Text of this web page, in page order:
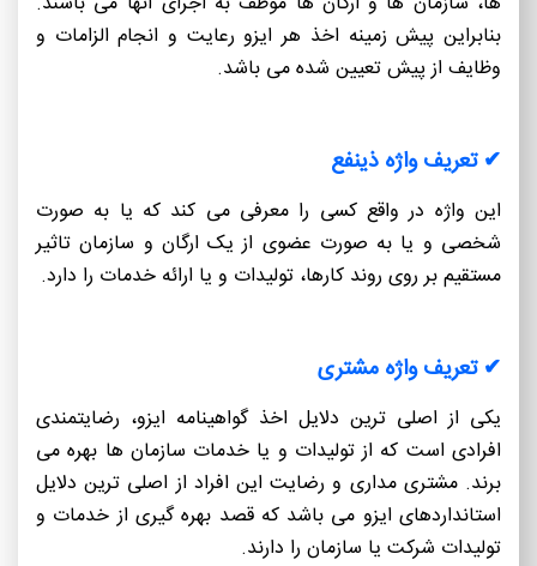
بنابراین پیش زمینه اخذ هر ایزو رعایت و انجام الزامات و
وظایف از پیش تعیین شده می باشد.
✔ تعریف واژه ذینفع
این واژه در واقع کسی را معرفی می کند که یا به صورت
شخصی و یا به صورت عضوی از یک ارگان و سازمان تاثیر
مستقیم بر روی روند کارها، تولیدات و یا ارائه خدمات را دارد.
✔ تعریف واژه مشتری
یکی از اصلی ترین دلایل اخذ گواهینامه ایزو، رضایتمندی
افرادی است که از تولیدات و یا خدمات سازمان ها بهره می
برند. مشتری مداری و رضایت این افراد از اصلی ترین دلایل
استانداردهای ایزو می باشد که قصد بهره گیری از خدمات و
تولیدات شرکت یا سازمان را دارند.